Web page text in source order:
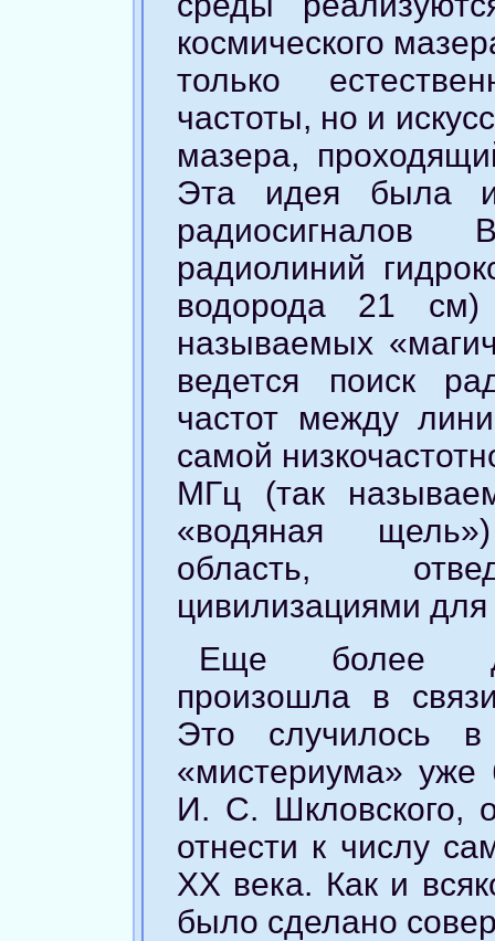
космического
только
частоты, но и
мазера,
Эта идея была
радиолиний
водорода 21 см)
называемых
ведется поиск
частот между
самой
МГц (так
«водяная
область,
цивилизациями
Еще более
произошла в
Это случилось
«мистериума»
И. С. Шкловского,
отнести к числу
XX века. Как и
было сделано